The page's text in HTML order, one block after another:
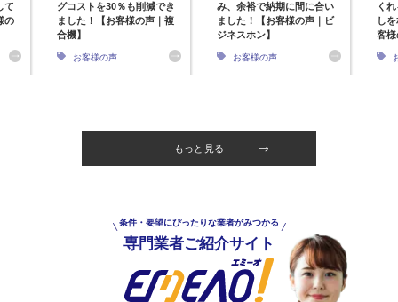
て
の
グコストを30％も削減でき
ました！【お客様の声｜複
合機】
お客様の声
み、余裕で納期に間に合い
ました！【お客様の声｜ビ
ジネスホン】
お客様の声
く
し
客
もっと見る
条件・要望にぴったりな業者がみつかる
専門業者ご紹介サイト